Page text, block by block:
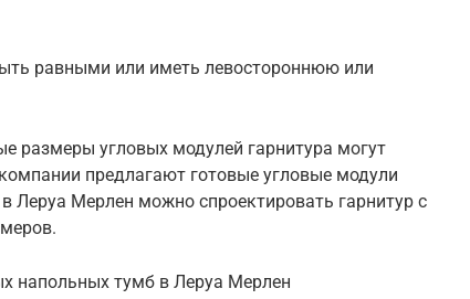
равными или иметь левостороннюю или
размеры угловых модулей гарнитура могут
предлагают готовые угловые модули
Леруа Мерлен можно спроектировать гарнитур с
напольных тумб в Леруа Мерлен